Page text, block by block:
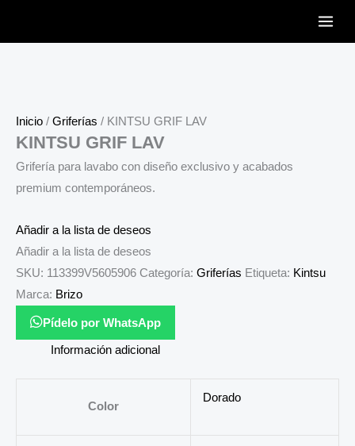
Inicio / Griferías / KINTSU GRIF LAV
KINTSU GRIF LAV
Grifería para lavabo con diseño exclusivo y acabados
premium contemporáneos.
Añadir a la lista de deseos
Añadir a la lista de deseos
SKU: 113399V5605906 Categoría: Griferías Etiqueta: Kintsu
Marca: Brizo
Pídelo por WhatsApp
Información adicional
Color
Dorado